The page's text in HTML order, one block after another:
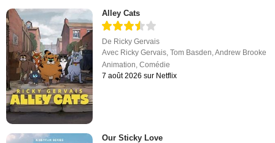
Alley Cats
De Ricky Gervais
Avec Ricky Gervais,Tom Basden,Andrew Brooke
Animation,Comédie
7 août 2026 sur Netflix
Our Sticky Love